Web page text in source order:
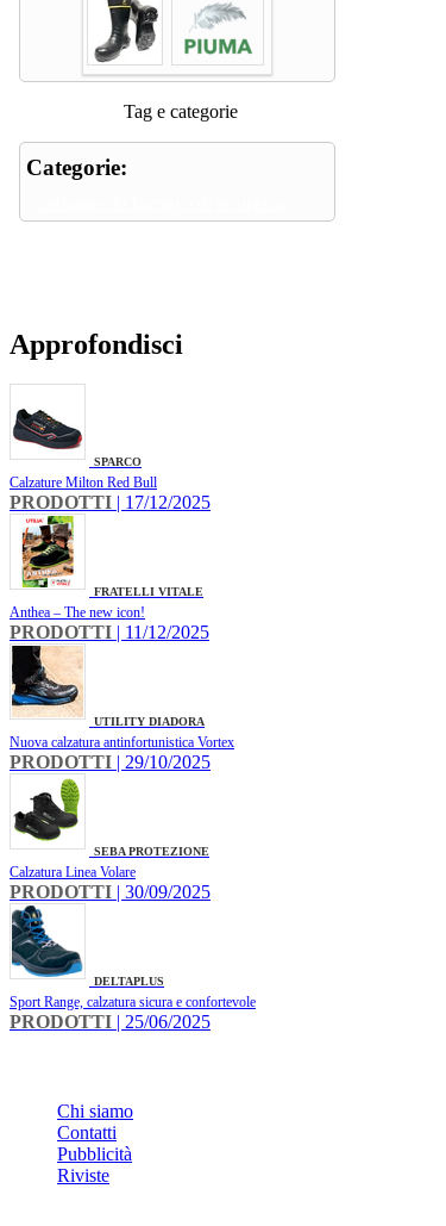
Tag e categorie
Categorie:
Approfondisci
SPARCO
Calzature Milton Red Bull
PRODOTTI | 17/12/2025
FRATELLI VITALE
Anthea – The new icon!
PRODOTTI | 11/12/2025
UTILITY DIADORA
Nuova calzatura antinfortunistica Vortex
PRODOTTI | 29/10/2025
SEBA PROTEZIONE
Calzatura Linea Volare
PRODOTTI | 30/09/2025
DELTAPLUS
Sport Range, calzatura sicura e confortevole
PRODOTTI | 25/06/2025
Chi siamo
Contatti
Pubblicità
Riviste